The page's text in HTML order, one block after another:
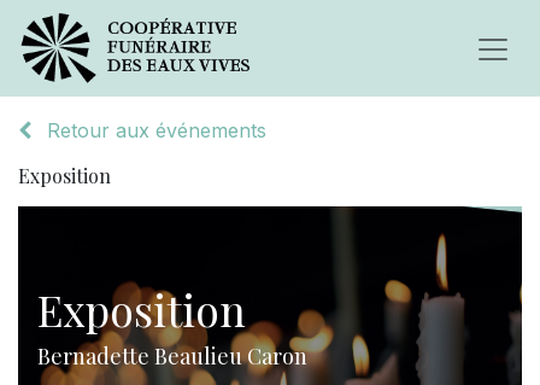
Retour aux événements
Exposition
Exposition
Bernadette Beaulieu Caron